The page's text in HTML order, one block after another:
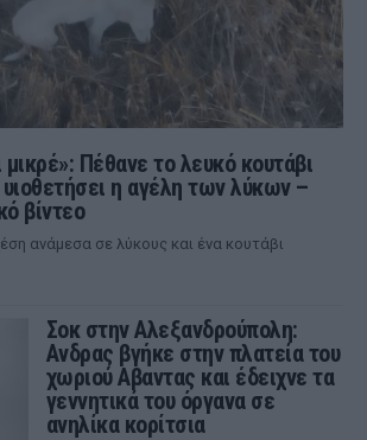
μικρέ»: Πέθανε το λευκό κουτάβι
υιοθετήσει η αγέλη των λύκων –
βίντεο
ανάμεσα σε λύκους και ένα κουτάβι
Σοκ στην Αλεξανδρούπολη:
Ανδρας βγήκε στην πλατεία του
χωριού Αβαντας και έδειχνε τα
γεννητικά του όργανα σε
ανηλίκα κορίτσια